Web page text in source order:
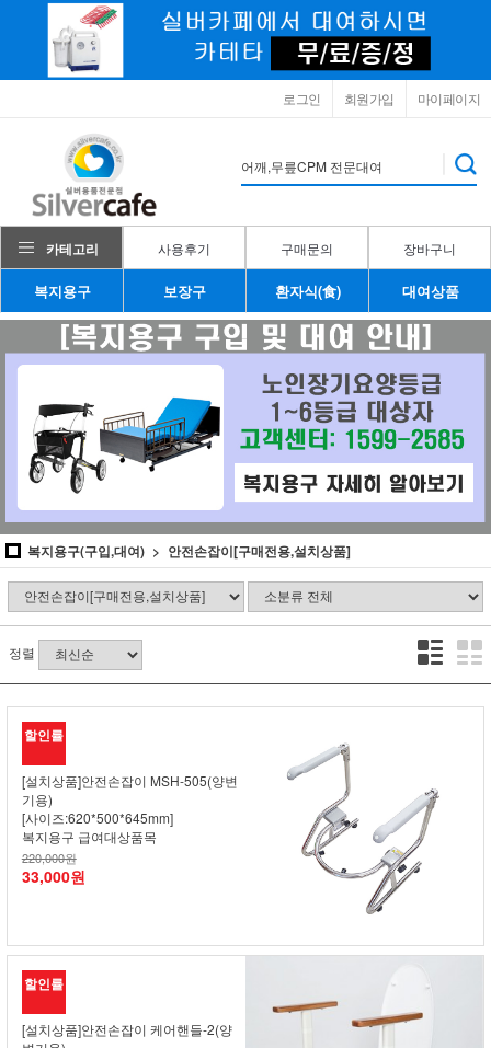
마이페이지
회원가입
로그인
카테고리 사용후기 구매문의 장바구니
복지용구 보장구 환자식(食) 대여상품
복지용구(구입,대여) 안전손잡이[구매전용,설치상품]
정렬
할인률
[설치상품]안전손잡이 MSH-505(양변
기용)
[사이즈:620*500*645mm]
복지용구 급여대상품목
220,000원
33,000원
할인률
[설치상품]안전손잡이 케어핸들-2(양